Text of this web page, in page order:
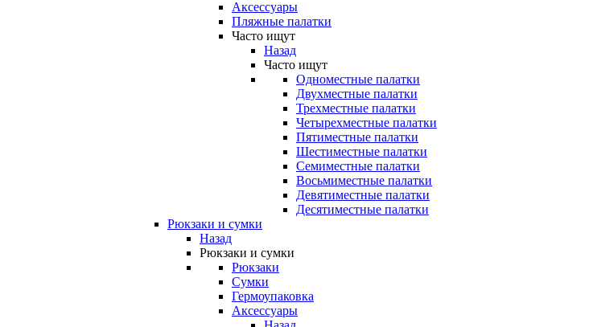
Аксессуары
Пляжные палатки
Часто ищут
Назад
Часто ищут
Одноместные палатки
Двухместные палатки
Трехместные палатки
Четырехместные палатки
Пятиместные палатки
Шестиместные палатки
Семиместные палатки
Восьмиместные палатки
Девятиместные палатки
Десятиместные палатки
Рюкзаки и сумки
Назад
Рюкзаки и сумки
Рюкзаки
Сумки
Гермоупаковка
Аксессуары